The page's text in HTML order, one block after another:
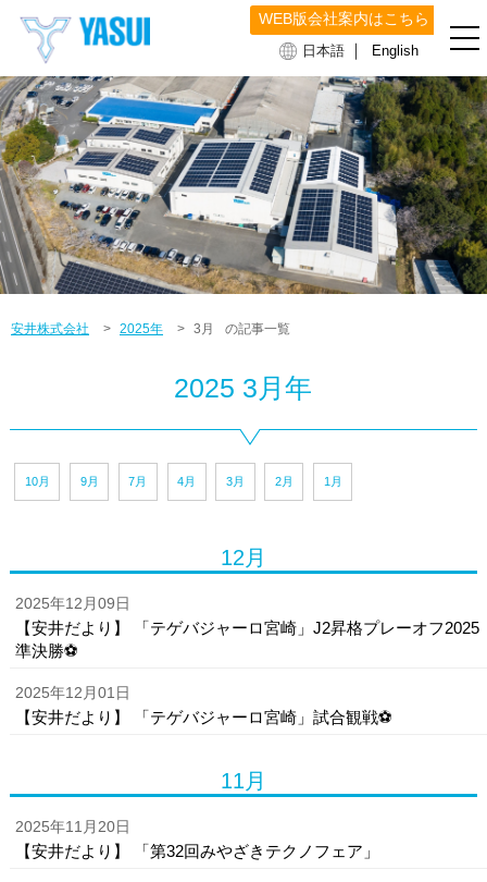
日本語 ｜ English
WEB版会社案内はこちら
安井株式会社 > 2025年 > 3月 の記事一覧
2025 3月年
10月 9月 7月 4月 3月 2月 1月
12月
2025年12月09日
【安井だより】 「テゲバジャーロ宮崎」J2昇格プレーオフ2025
準決勝⚽
2025年12月01日
【安井だより】 「テゲバジャーロ宮崎」試合観戦⚽
11月
2025年11月20日
【安井だより】 「第32回みやざきテクノフェア」